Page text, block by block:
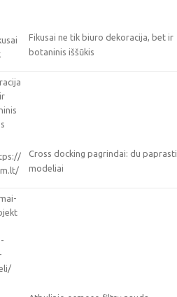
Fikusai ne tik biuro dekoracija, bet ir
botaninis iššūkis
Cross docking pagrindai: du paprasti
modeliai